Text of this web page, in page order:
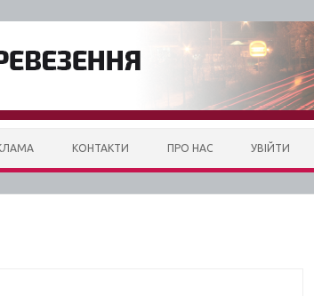
КОНТАКТИ ПРО НАС УВІЙТИ